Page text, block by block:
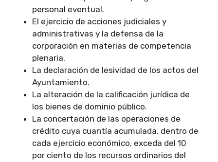
personal eventual.
El ejercicio de acciones judiciales y
administrativas y la defensa de la
corporación en materias de competencia
plenaria.
La declaración de lesividad de los actos del
Ayuntamiento.
La alteración de la calificación jurídica de
los bienes de dominio público.
La concertación de las operaciones de
crédito cuya cuantía acumulada, dentro de
cada ejercicio económico, exceda del 10
por ciento de los recursos ordinarios del